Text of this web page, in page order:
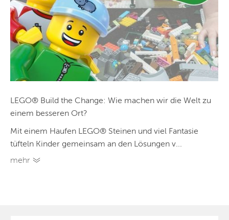
LEGO® Build the Change: Wie machen wir die Welt zu
einem besseren Ort?
Mit einem Haufen LEGO® Steinen und viel Fantasie
tüfteln Kinder gemeinsam an den Lösungen v...
mehr